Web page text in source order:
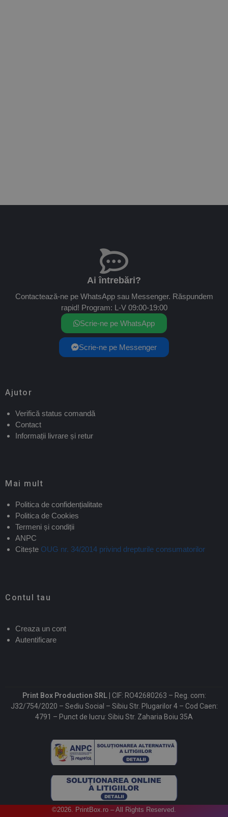
Ai întrebări?
Contactează-ne pe WhatsApp sau Messenger. Răspundem
rapid! Program: L-V 09:00-19:00
Scrie-ne pe WhatsApp
Scrie-ne pe Messenger
Ajutor
Verifică status comandă
Contact
Informații livrare și retur
Mai mult
Politica de confidențialitate
Politica de Cookies
Termeni și condiții
ANPC
Citește OUG nr. 34/2014 privind drepturile consumatorilor
Contul tau
Creaza un cont
Autentificare
Print Box Production SRL | CIF: RO42680263 – Reg. com:
J32/754/2020 – Sediu Social – Sibiu Str. Plugarilor 4 – Cod Caen:
4791 – Punct de lucru: Sibiu Str. Zaharia Boiu 35A
©2026. PrintBox.ro – All Rights Reserved.